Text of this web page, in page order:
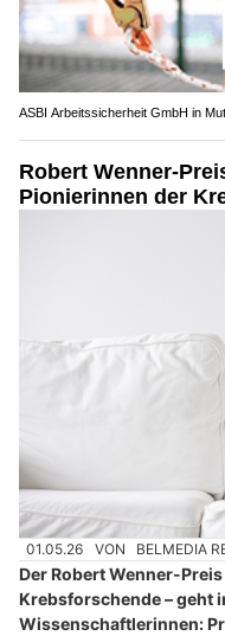
ASBI Arbeitssicherheit GmbH in
Robert Wenner-
Pionierinnen der
01.05.26 VON BELMEDIA
Der Robert Wenner-
Krebsforschende – geht
Wissenschaftlerinnen: